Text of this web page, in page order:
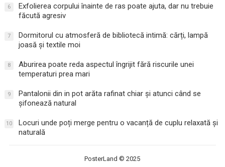
6
Exfolierea corpului înainte de ras poate ajuta, dar nu trebuie
făcută agresiv
7
Dormitorul cu atmosferă de bibliotecă intimă: cărți, lampă
joasă și textile moi
8
Aburirea poate reda aspectul îngrijit fără riscurile unei
temperaturi prea mari
9
Pantalonii din in pot arăta rafinat chiar și atunci când se
șifonează natural
10
Locuri unde poți merge pentru o vacanță de cuplu relaxată și
naturală
PosterLand © 2025